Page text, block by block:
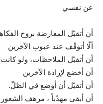
عن نفسي
أن أتقبّل المعارضة بروح
ألّا أتوقّف عند عيوب الآخرين
أن أتقبّل الملاحظات، ولو
أن أخضع لإرادة الآخرين
أن أتقبّل أن أوضع في الظلّ.
أن أبقى مهذّباً ، مرهف